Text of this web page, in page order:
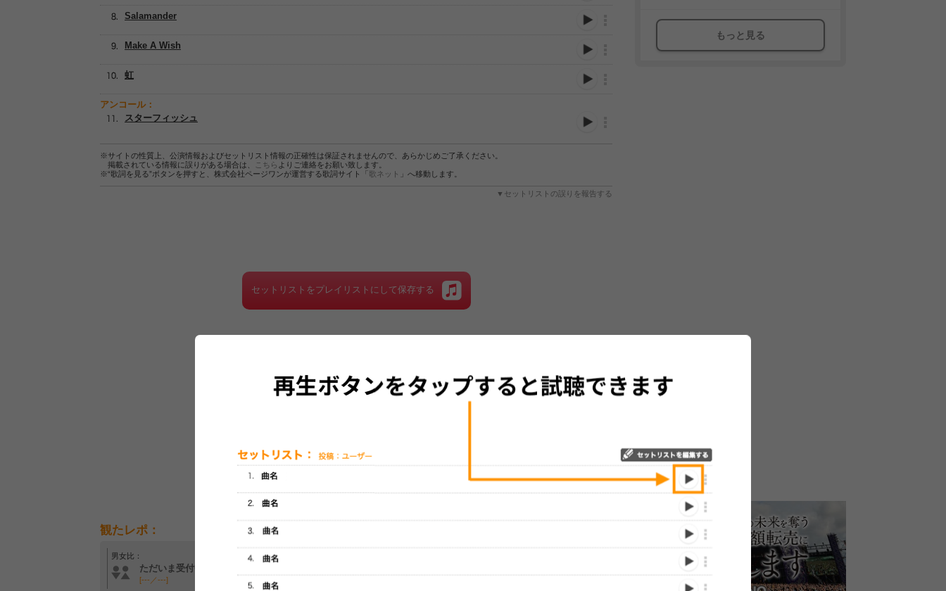
Salamander
虹
Make A Wish
アンコール：
スターフィッシュ
※サイトの性質上、公演情報およびセットリスト情報の正確性は保証されませんので、あらかじめご了承ください。
掲載されている情報に誤りがある場合は、
こちら よりご連絡をお願い致します。
※“歌詞を見る”ボタンを押すと、株式会社ページワンが運営する歌詞サイト「歌ネット 」へ移動します。
▼セットリストの誤りを報告する
セットリストをプレイリストにして保存する
観たレポ：
男女比：
ただいま受付中です
[---／---]
年齢層：
もっと見る